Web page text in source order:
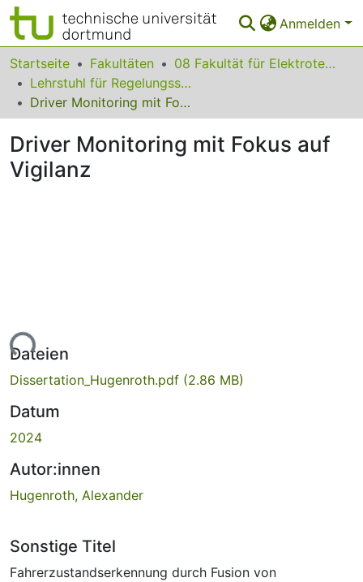
Anmelden
Bereiche & Sammlungen
Das gesamte Repositorium
FAQ
Startseite Fakultäten
08 Fakultät für Elektrotechnik und Informationstechnik
Lehrstuhl für Regelungssystemtechnik
Driver Monitoring mit Fokus auf Vigilanz
Driver Monitoring mit Fokus auf
Vigilanz
Dateien
Dissertation_Hugenroth.pdf (2.86 MB)
Datum
2024
Autor:innen
Hugenroth, Alexander
Sonstige Titel
Fahrerzustandserkennung durch Fusion von